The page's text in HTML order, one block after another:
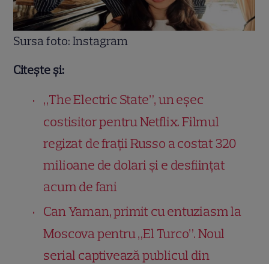
Sursa foto: Instagram
Citește și:
„The Electric State”, un eșec
costisitor pentru Netflix. Filmul
regizat de frații Russo a costat 320
milioane de dolari și e desființat
acum de fani
Can Yaman, primit cu entuziasm la
Moscova pentru „El Turco”. Noul
serial captivează publicul din